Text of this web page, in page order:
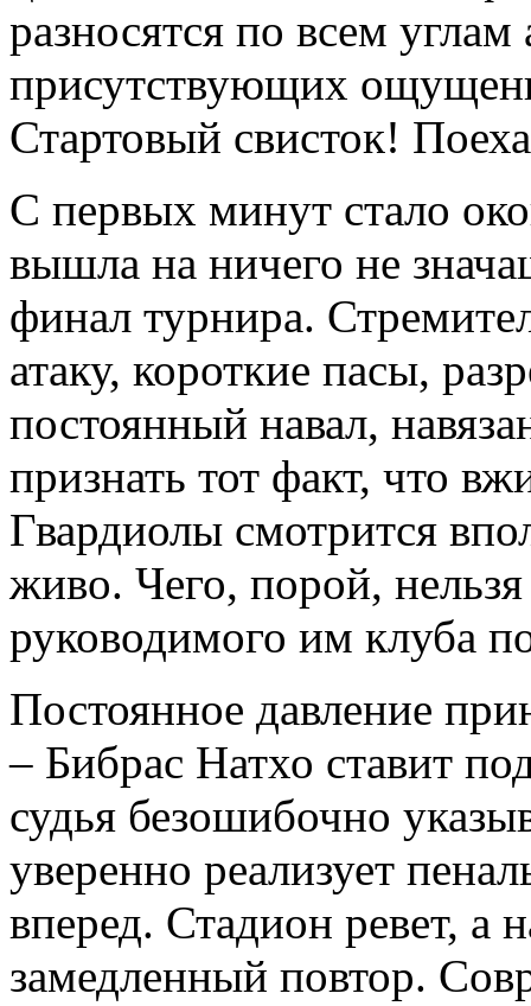
разносятся по всем
присутствующих
Стартовый свисток!
С первых минут стало
вышла на ничего не
финал турнира.
атаку, короткие пасы,
постоянный навал,
признать тот факт, что
Гвардиолы смотрится
живо. Чего, порой,
руководимого им клуба
Постоянное давление
– Бибрас Натхо ставит
судья безошибочно
уверенно реализует
вперед. Стадион ревет, а
замедленный повтор.